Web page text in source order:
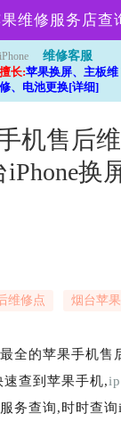
维修服务店查
iPhone
维修客服
擅长:苹果换屏、主板维
修、电池更换[详细]
机售后
换
维修点 烟台苹
全的苹果手机售
查到苹果手机,
务查询,时时查询